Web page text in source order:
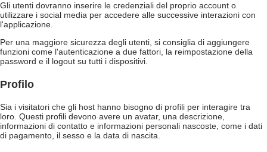
Gli utenti dovranno inserire le credenziali del proprio account o
utilizzare i social media per accedere alle successive interazioni con
l'applicazione.
Per una maggiore sicurezza degli utenti, si consiglia di aggiungere
funzioni come l'autenticazione a due fattori, la reimpostazione della
password e il logout su tutti i dispositivi.
Profilo
Sia i visitatori che gli host hanno bisogno di profili per interagire tra
loro. Questi profili devono avere un avatar, una descrizione,
informazioni di contatto e informazioni personali nascoste, come i dati
di pagamento, il sesso e la data di nascita.